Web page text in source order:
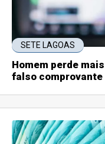
SETE LAGOAS
Homem perde
falso comprovante